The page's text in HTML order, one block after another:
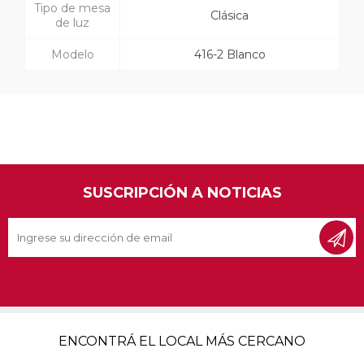
Tipo de mesa
de luz
Clásica
Modelo 416-2 Blanco
SUSCRIPCIÓN A NOTICIAS
ENCONTRÁ EL LOCAL MÁS CERCANO